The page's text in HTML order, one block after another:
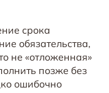
срока
обязательства,
не «отложенная»
позже без
ошибочно